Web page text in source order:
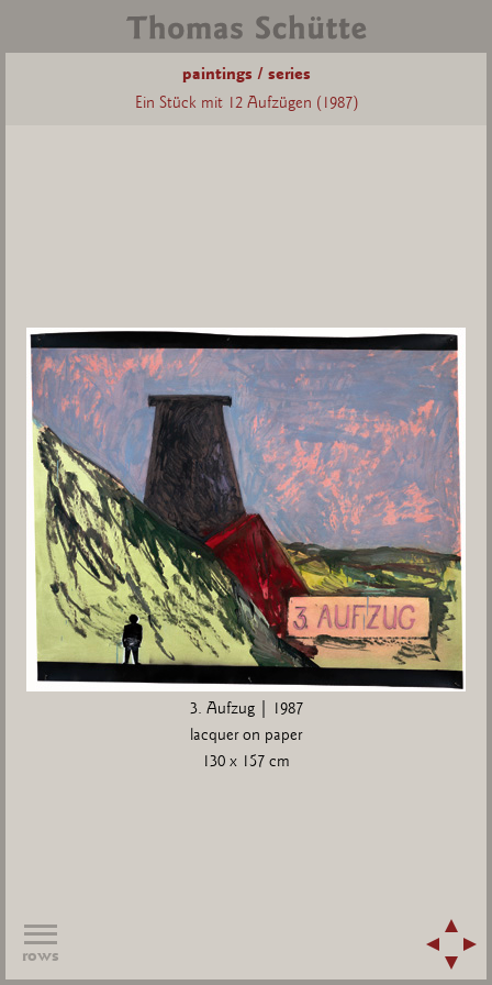
paintings / series
Ein Stück mit 12 Aufzügen (1987)
3. Aufzug | 1987
lacquer on paper
130 x 157 cm
rows